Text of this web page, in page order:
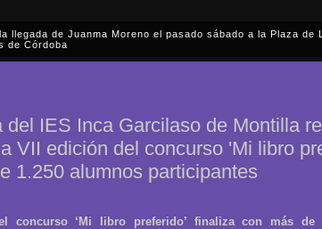
llegada de Juanma Moreno el pasado sábado a la Plaza de
de Córdoba
del IES Inca Garcilaso de Montilla
VII edición del concurso 'Mi libro
1.250 alumnos participantes
concurso ‘Mi libro preferido’ finaliza con más de